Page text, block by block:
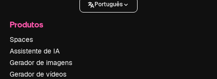
Português
Produtos
Spaces
Assistente de IA
Gerador de imagens
Gerador de vídeos